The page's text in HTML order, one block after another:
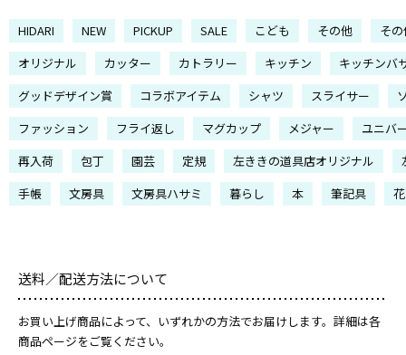
HIDARI NEW PICKUP SALE こども その他
そ
オリジナル
カッター カトラリー キッチン
キッチンバ
グッドデザイン賞
コラボアイテム シャツ スライサー
ファッション
フライ返し マグカップ メジャー
ユニバ
再入荷
包丁 園芸 定規 左ききの道具店オリジナル
手帳
文房具 文房具ハサミ 暮らし 本 筆記具
送料／配送方法について
お買い上げ商品によって、いずれかの方法でお届けします。詳細は各
商品ページをご覧ください。